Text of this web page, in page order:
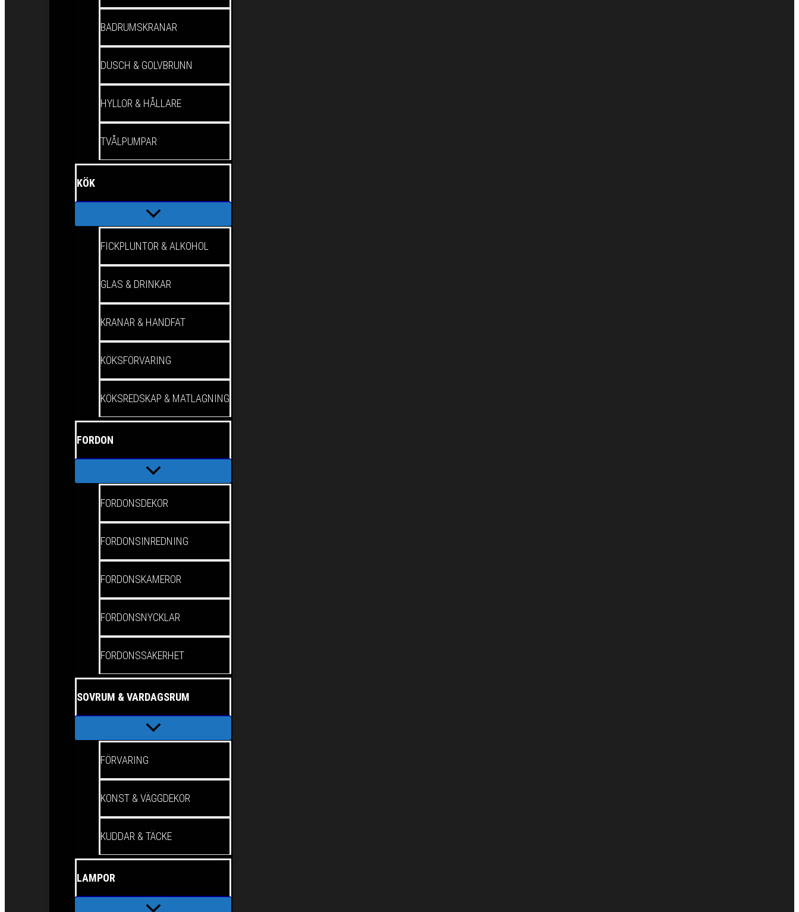
BADRUMSKRANAR
DUSCH & GOLVBRUNN
HYLLOR & HÅLLARE
TVÅLPUMPAR
KÖK
FICKPLUNTOR & ALKOHOL
GLAS & DRINKAR
KRANAR & HANDFAT
KÖKSFÖRVARING
KÖKSREDSKAP & MATLAGNING
FORDON
FORDONSDEKOR
FORDONSINREDNING
FORDONSKAMEROR
FORDONSNYCKLAR
FORDONSSÄKERHET
SOVRUM & VARDAGSRUM
FÖRVARING
KONST & VÄGGDEKOR
KUDDAR & TÄCKE
LAMPOR